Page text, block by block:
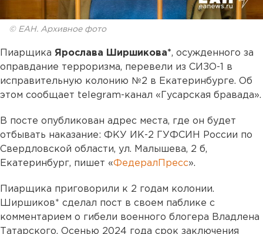
© ЕАН. Архивное фото
Пиарщика Ярослава Ширшикова*, осужденного за
оправдание терроризма, перевели из СИЗО-1 в
исправительную колонию №2 в Екатеринбурге. Об
этом сообщает telegram-канал «Гусарская бравада».
В посте опубликован адрес места, где он будет
отбывать наказание: ФКУ ИК-2 ГУФСИН России по
Свердловской области, ул. Малышева, 2 б,
Екатеринбург, пишет «ФедералПресс».
Пиарщика приговорили к 2 годам колонии.
Ширшиков* сделал пост в своем паблике с
комментарием о гибели военного блогера Владлена
Татарского. Осенью 2024 года срок заключения